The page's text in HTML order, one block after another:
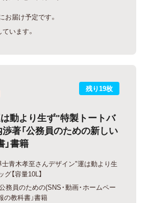
お届け予定です。
います。
残り19枚
動より生ず"特製トートバ
著「公務員のための新しい
書籍
青木孝至さんデザイン"運は動より生
【容量10L】
務員のための(SNS・動画・ホームペー
の教科書」書籍